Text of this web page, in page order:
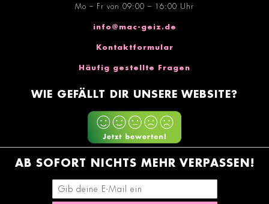
Mo – Fr von 09:00 – 16:00 Uhr
info@mac-geiz.de
Kontaktformular
Häufig gestellte Fragen
WIE GEFÄLLT DIR UNSERE WEBSITE?
AB SOFORT NICHTS MEHR VERPASSEN!
E-Mail-Adresse eingeben